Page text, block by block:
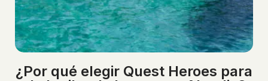
¿Por qué elegir Quest Heroes para